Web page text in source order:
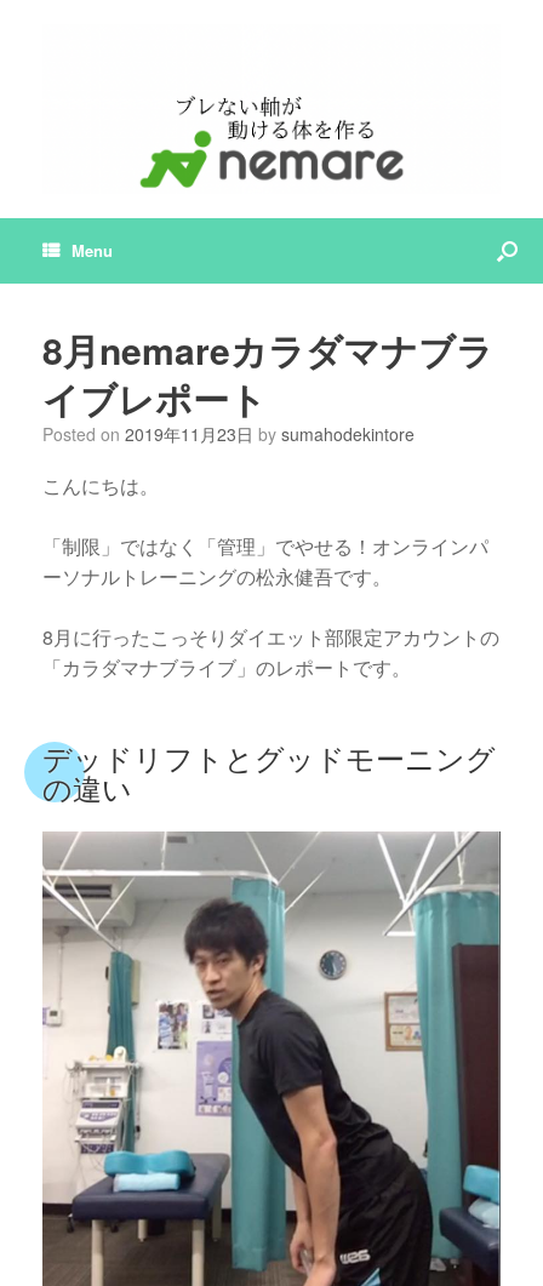
Menu
8月nemareカラダマナブラ
イブレポート
Posted on 2019年11月23日 by sumahodekintore
こんにちは。
「制限」ではなく「管理」でやせる！オンラインパ
ーソナルトレーニングの松永健吾です。
8月に行ったこっそりダイエット部限定アカウントの
「カラダマナブライブ」のレポートです。
デッドリフトとグッドモーニング
の違い